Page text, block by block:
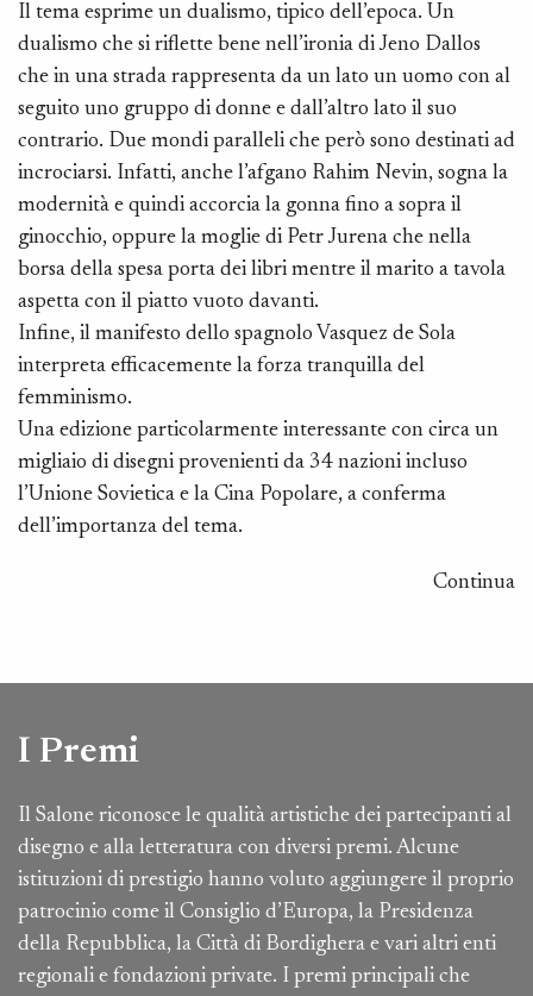
Il tema esprime un dualismo, tipico dell’epoca. Un
dualismo che si riflette bene nell’ironia di Jeno Dallos
che in una strada rappresenta da un lato un uomo con al
seguito uno gruppo di donne e dall’altro lato il suo
contrario. Due mondi paralleli che però sono destinati ad
incrociarsi. Infatti, anche l’afgano Rahim Nevin, sogna la
modernità e quindi accorcia la gonna fino a sopra il
ginocchio, oppure la moglie di Petr Jurena che nella
borsa della spesa porta dei libri mentre il marito a tavola
aspetta con il piatto vuoto davanti.
Infine, il manifesto dello spagnolo Vasquez de Sola
interpreta efficacemente la forza tranquilla del
femminismo.
Una edizione particolarmente interessante con circa un
migliaio di disegni provenienti da 34 nazioni incluso
l’Unione Sovietica e la Cina Popolare, a conferma
dell’importanza del tema.
Continua
I Premi
Il Salone riconosce le qualità artistiche dei partecipanti al
disegno e alla letteratura con diversi premi. Alcune
istituzioni di prestigio hanno voluto aggiungere il proprio
patrocinio come il Consiglio d’Europa, la Presidenza
della Repubblica, la Città di Bordighera e vari altri enti
regionali e fondazioni private. I premi principali che